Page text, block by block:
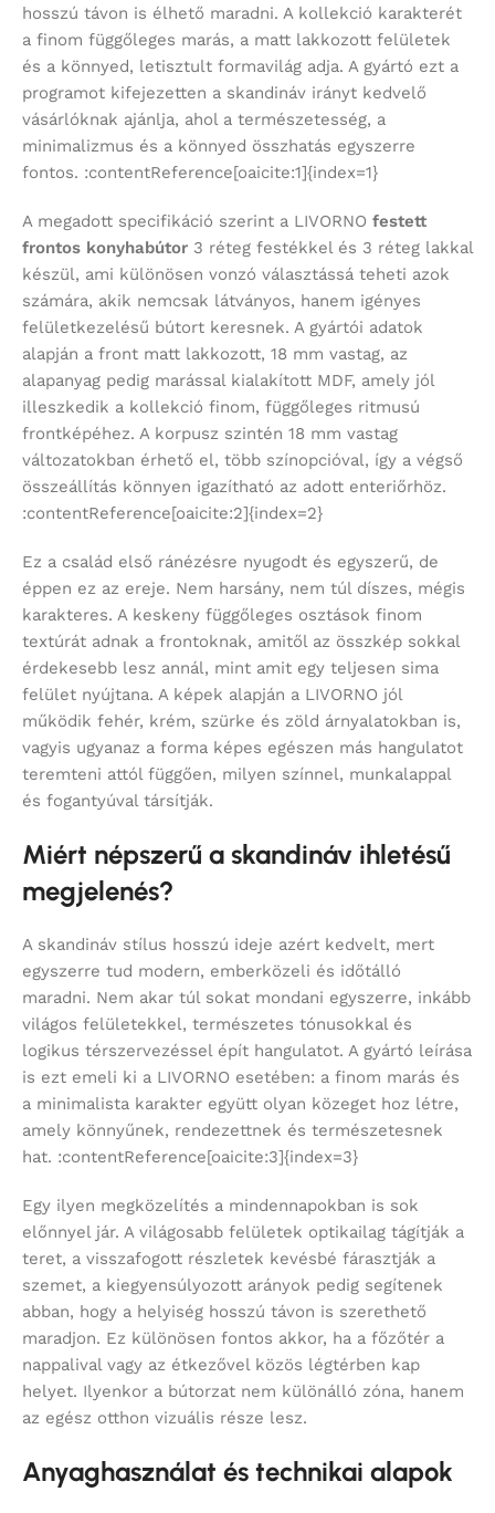
hosszú távon is élhető maradni. A kollekció karakterét
a finom függőleges marás, a matt lakkozott felületek
és a könnyed, letisztult formavilág adja. A gyártó ezt a
programot kifejezetten a skandináv irányt kedvelő
vásárlóknak ajánlja, ahol a természetesség, a
minimalizmus és a könnyed összhatás egyszerre
fontos. :contentReference[oaicite:1]{index=1}
A megadott specifikáció szerint a LIVORNO festett
frontos konyhabútor 3 réteg festékkel és 3 réteg lakkal
készül, ami különösen vonzó választássá teheti azok
számára, akik nemcsak látványos, hanem igényes
felületkezelésű bútort keresnek. A gyártói adatok
alapján a front matt lakkozott, 18 mm vastag, az
alapanyag pedig marással kialakított MDF, amely jól
illeszkedik a kollekció finom, függőleges ritmusú
frontképéhez. A korpusz szintén 18 mm vastag
változatokban érhető el, több színopcióval, így a végső
összeállítás könnyen igazítható az adott enteriőrhöz.
:contentReference[oaicite:2]{index=2}
Ez a család első ránézésre nyugodt és egyszerű, de
éppen ez az ereje. Nem harsány, nem túl díszes, mégis
karakteres. A keskeny függőleges osztások finom
textúrát adnak a frontoknak, amitől az összkép sokkal
érdekesebb lesz annál, mint amit egy teljesen sima
felület nyújtana. A képek alapján a LIVORNO jól
működik fehér, krém, szürke és zöld árnyalatokban is,
vagyis ugyanaz a forma képes egészen más hangulatot
teremteni attól függően, milyen színnel, munkalappal
és fogantyúval társítják.
Miért népszerű a skandináv ihletésű
megjelenés?
A skandináv stílus hosszú ideje azért kedvelt, mert
egyszerre tud modern, emberközeli és időtálló
maradni. Nem akar túl sokat mondani egyszerre, inkább
világos felületekkel, természetes tónusokkal és
logikus térszervezéssel épít hangulatot. A gyártó leírása
is ezt emeli ki a LIVORNO esetében: a finom marás és
a minimalista karakter együtt olyan közeget hoz létre,
amely könnyűnek, rendezettnek és természetesnek
hat. :contentReference[oaicite:3]{index=3}
Egy ilyen megközelítés a mindennapokban is sok
előnnyel jár. A világosabb felületek optikailag tágítják a
teret, a visszafogott részletek kevésbé fárasztják a
szemet, a kiegyensúlyozott arányok pedig segítenek
abban, hogy a helyiség hosszú távon is szerethető
maradjon. Ez különösen fontos akkor, ha a főzőtér a
nappalival vagy az étkezővel közös légtérben kap
helyet. Ilyenkor a bútorzat nem különálló zóna, hanem
az egész otthon vizuális része lesz.
Anyaghasználat és technikai alapok